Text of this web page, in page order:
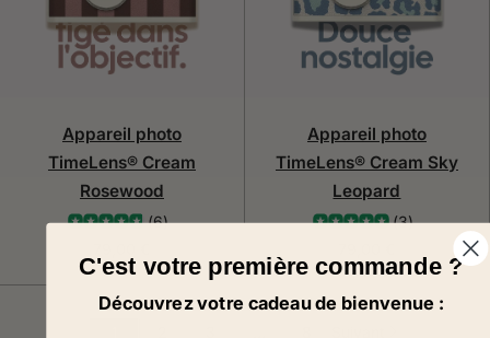
Appareil photo
TimeLens® Cream
Rosewood
(6)
Appareil photo
TimeLens® Cream Sky
Leopard
(3)
C'est votre première commande ?
Découvrez votre cadeau de bienvenue :